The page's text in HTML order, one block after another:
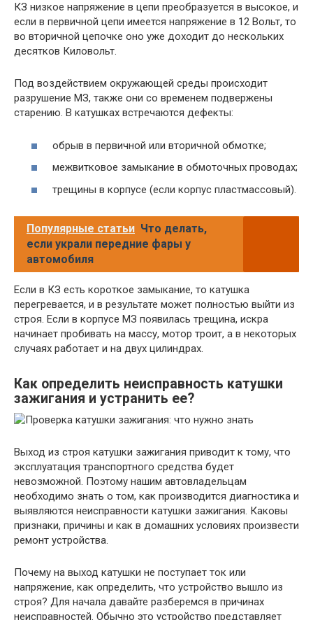
КЗ низкое напряжение в цепи преобразуется в высокое, и
если в первичной цепи имеется напряжение в 12 Вольт, то
во вторичной цепочке оно уже доходит до нескольких
десятков Киловольт.
Под воздействием окружающей среды происходит
разрушение МЗ, также они со временем подвержены
старению. В катушках встречаются дефекты:
обрыв в первичной или вторичной обмотке;
межвитковое замыкание в обмоточных проводах;
трещины в корпусе (если корпус пластмассовый).
Популярные статьи Что делать,
если украли передние фары у
автомобиля
Если в КЗ есть короткое замыкание, то катушка
перегревается, и в результате может полностью выйти из
строя. Если в корпусе МЗ появилась трещина, искра
начинает пробивать на массу, мотор троит, а в некоторых
случаях работает и на двух цилиндрах.
Как определить неисправность катушки
зажигания и устранить ее?
Выход из строя катушки зажигания приводит к тому, что
эксплуатация транспортного средства будет
невозможной. Поэтому нашим автовладельцам
необходимо знать о том, как производится диагностика и
выявляются неисправности катушки зажигания. Каковы
признаки, причины и как в домашних условиях произвести
ремонт устройства.
Почему на выход катушки не поступает ток или
напряжение, как определить, что устройство вышло из
строя? Для начала давайте разберемся в причинах
неисправностей. Обычно это устройство представляет